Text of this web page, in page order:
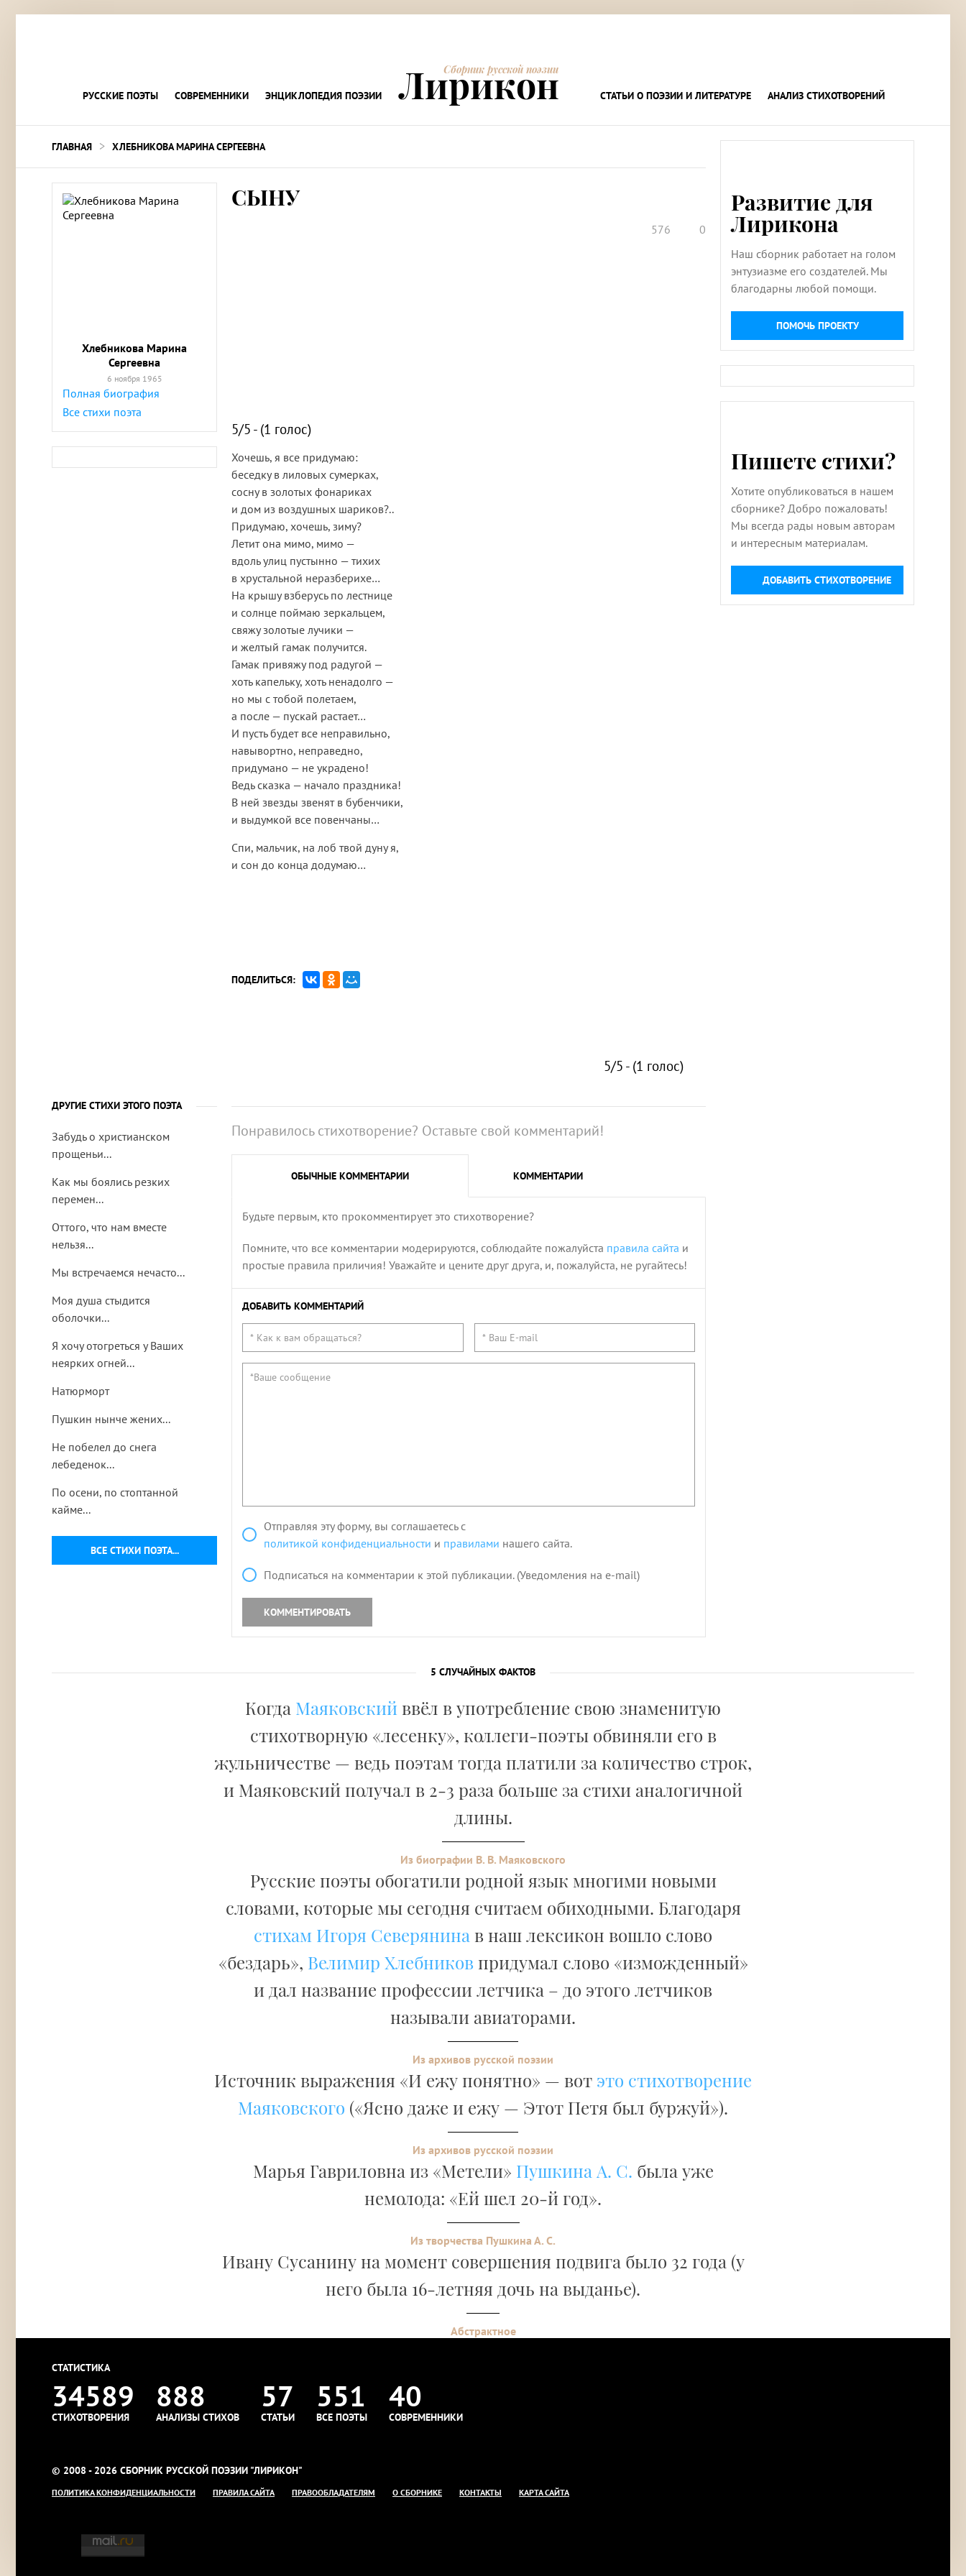
РУССКИЕ ПОЭТЫ СОВРЕМЕННИКИ ЭНЦИКЛОПЕДИЯ ПОЭЗИИ
Сборник русской поэзии
Лирикон СТАТЬИ О ПОЭЗИИ И ЛИТЕРАТУРЕ АНАЛИЗ СТИХОТВОРЕНИЙ
ГЛАВНАЯ > ХЛЕБНИКОВА МАРИНА СЕРГЕЕВНА
Хлебникова Марина
Сергеевна
6 ноября 1965
Полная биография
Все стихи поэта
СЫНУ
576 0
5/5 - (1 голос)
Хочешь, я все придумаю:
беседку в лиловых сумерках,
сосну в золотых фонариках
и дом из воздушных шариков?..
Придумаю, хочешь, зиму?
Летит она мимо, мимо —
вдоль улиц пустынно — тихих
в хрустальной неразберихе…
На крышу взберусь по лестнице
и солнце поймаю зеркальцем,
свяжу золотые лучики —
и желтый гамак получится.
Гамак привяжу под радугой —
хоть капельку, хоть ненадолго —
но мы с тобой полетаем,
а после — пускай растает…
И пусть будет все неправильно,
навывортно, неправедно,
придумано — не украдено!
Ведь сказка — начало праздника!
В ней звезды звенят в бубенчики,
и выдумкой все повенчаны…
Спи, мальчик, на лоб твой дуну я,
и сон до конца додумаю…
ПОДЕЛИТЬСЯ:
5/5 - (1 голос)
ДРУГИЕ СТИХИ ЭТОГО ПОЭТА
ВСЕ СТИХИ ПОЭТА...
Забудь о христианском
прощеньи...
Как мы боялись резких
перемен...
Оттого, что нам вместе
нельзя...
Мы встречаемся нечасто...
Моя душа стыдится
оболочки...
Я хочу отогреться у Ваших
неярких огней...
Натюрморт
Пушкин нынче жених...
Не побелел до снега
лебеденок...
По осени, по стоптанной
кайме...
Понравилось стихотворение? Оставьте свой комментарий!
ОБЫЧНЫЕ КОММЕНТАРИИ КОММЕНТАРИИ
Будьте первым, кто прокомментирует это стихотворение?
Помните, что все комментарии модерируются, соблюдайте пожалуйста правила сайта и
простые правила приличия! Уважайте и цените друг друга, и, пожалуйста, не ругайтесь!
ДОБАВИТЬ КОММЕНТАРИЙ
Отправляя эту форму, вы соглашаетесь с
политикой конфиденциальности и правилами нашего сайта.
Подписаться на комментарии к этой публикации. (Уведомления на e-mail)
КОММЕНТИРОВАТЬ
Развитие для
Лирикона
Наш сборник работает на голом
энтузиазме его создателей. Мы
благодарны любой помощи.
ПОМОЧЬ ПРОЕКТУ
Пишете стихи?
Хотите опубликоваться в нашем
сборнике? Добро пожаловать!
Мы всегда рады новым авторам
и интересным материалам.
ДОБАВИТЬ СТИХОТВОРЕНИЕ
5 СЛУЧАЙНЫХ ФАКТОВ
Когда Маяковскийввёл в употребление свою знаменитую
стихотворную «лесенку», коллеги-поэты обвиняли его в
жульничестве — ведь поэтам тогда платили за количество строк,
и Маяковский получал в 2-3 раза больше за стихи аналогичной
длины.
Из биографии В. В. Маяковского
Русские поэты обогатили родной язык многими новыми
словами, которые мы сегодня считаем обиходными. Благодаря
стихам Игоря Северянина в наш лексикон вошло слово
«бездарь», Велимир Хлебников придумал слово «изможденный»
и дал название профессии летчика – до этого летчиков
называли авиаторами.
Из архивов русской поэзии
Источник выражения «И ежу понятно» — вот это стихотворение
Маяковского («Ясно даже и ежу — Этот Петя был буржуй»).
Из архивов русской поэзии
Марья Гавриловна из «Метели» Пушкина А. С. была уже
немолода: «Ей шел 20-й год».
Из творчества Пушкина А. С.
Ивану Сусанину на момент совершения подвига было 32 года (у
него была 16-летняя дочь на выданье).
Абстрактное
СТАТИСТИКА
34589
СТИХОТВОРЕНИЯ
888
АНАЛИЗЫ СТИХОВ
57
СТАТЬИ
551
ВСЕ ПОЭТЫ
40
СОВРЕМЕННИКИ
© 2008 - 2026 СБОРНИК РУССКОЙ ПОЭЗИИ "ЛИРИКОН"
ПОЛИТИКА КОНФИДЕНЦИАЛЬНОСТИ ПРАВИЛА САЙТА ПРАВООБЛАДАТЕЛЯМ О СБОРНИКЕ КОНТАКТЫ КАРТА САЙТА